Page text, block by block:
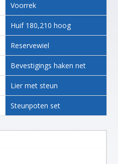
Voorrek
Huif 180,210 hoog
Reservewiel
Bevestigings haken net
Lier met steun
Steunpoten set